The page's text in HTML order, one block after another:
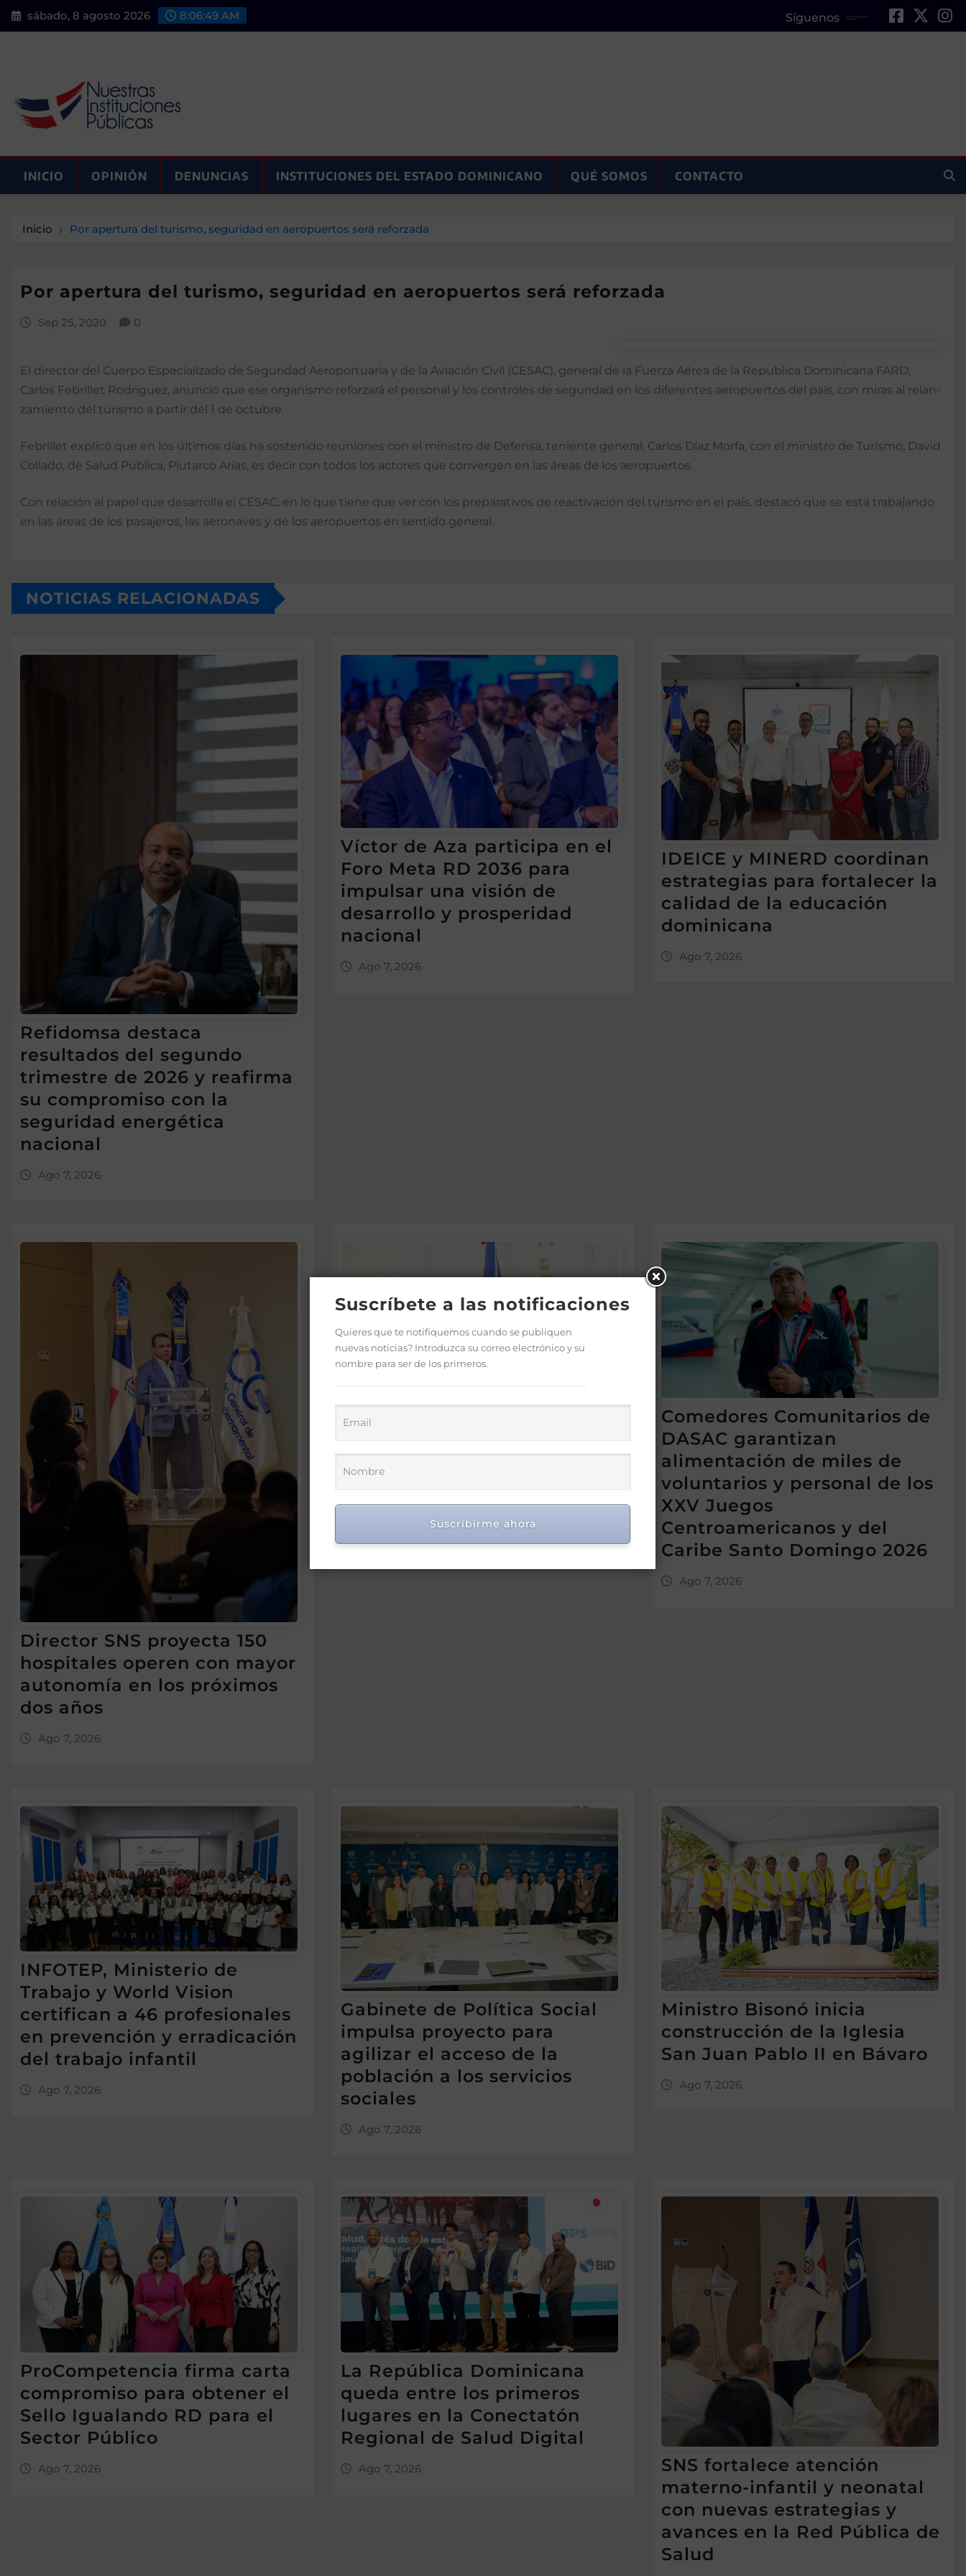
Saltar
al
sábado, 8 agosto 2026 8:06:51 AM Síguenos
INICIO OPINIÓN DENUNCIAS INSTITUCIONES DEL ESTADO DOMINICANO QUÉ SOMOS CONTACTO
Inicio Por apertura del turismo, seguridad en aeropuertos será reforzada
Por apertura del turismo, seguridad en aeropuertos será reforzada
Sep 25, 2020 0
El director del Cuerpo Es­pecializado de Seguridad Aeroportuaria y de la Avia­ción Civil (CESAC), general de la Fuerza Aérea de la Re­publica Dominicana FARD,
Carlos Febrillet Rodríguez, anunció que ese organismo reforzará el personal y los controles de seguridad en los diferentes aeropuertos del país, con miras al relan­
zamiento del turismo a par­tir del 1 de octubre.
Febrillet explicó que en los últimos días ha sosteni­do reuniones con el minis­tro de Defensa, teniente ge­neral, Carlos Díaz Morfa, con el ministro de Turismo, David
Collado, de Salud Pú­blica, Plutarco Arias, es de­cir con todos los actores que convergen en las áreas de los aeropuertos.
Con relación al papel que desarrolla el CESAC, en lo que tiene que ver con los preparativos de reactiva­ción del turismo en el país, destacó que se está traba­jando
en las áreas de los pa­sajeros, las aeronaves y de los aeropuertos en sentido general.
NOTICIAS RELACIONADAS
Refidomsa destaca
resultados del segundo
trimestre de 2026 y reafirma
su compromiso con la
seguridad energética
nacional
Ago 7, 2026
Víctor de Aza participa en el
Foro Meta RD 2036 para
impulsar una visión de
desarrollo y prosperidad
nacional
Ago 7, 2026
IDEICE y MINERD coordinan
estrategias para fortalecer la
calidad de la educación
dominicana
Ago 7, 2026
Director SNS proyecta 150
hospitales operen con mayor
autonomía en los próximos
dos años
Ago 7, 2026
Cruz por sus aportes al
textil dominicano
Ago 7, 2026
Comedores Comunitarios de
DASAC garantizan
alimentación de miles de
voluntarios y personal de los
XXV Juegos
Centroamericanos y del
Caribe Santo Domingo 2026
Ago 7, 2026
INFOTEP, Ministerio de
Trabajo y World Vision
certifican a 46 profesionales
en prevención y erradicación
del trabajo infantil
Ago 7, 2026
Gabinete de Política Social
impulsa proyecto para
agilizar el acceso de la
población a los servicios
sociales
Ago 7, 2026
Ministro Bisonó inicia
construcción de la Iglesia
San Juan Pablo II en Bávaro
Ago 7, 2026
ProCompetencia firma carta
compromiso para obtener el
Sello Igualando RD para el
Sector Público
Ago 7, 2026
La República Dominicana
queda entre los primeros
lugares en la Conectatón
Regional de Salud Digital
Ago 7, 2026
SNS fortalece atención
materno-infantil y neonatal
con nuevas estrategias y
avances en la Red Pública de
Salud
Suscríbete a las notificaciones
Quieres que te notifiquemos cuando se publiquen
nuevas noticias? Introduzca su correo electrónico y su
nombre para ser de los primeros.
Suscribirme ahora